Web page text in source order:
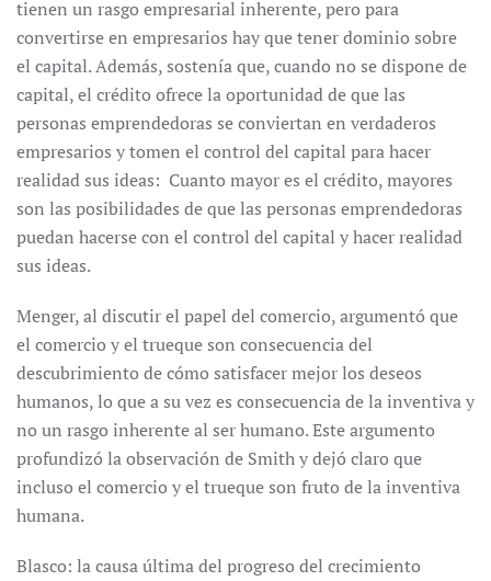
tienen un rasgo empresarial inherente, pero para
convertirse en empresarios hay que tener dominio sobre
el capital. Además, sostenía que, cuando no se dispone de
capital, el crédito ofrece la oportunidad de que las
personas emprendedoras se conviertan en verdaderos
empresarios y tomen el control del capital para hacer
realidad sus ideas: Cuanto mayor es el crédito, mayores
son las posibilidades de que las personas emprendedoras
puedan hacerse con el control del capital y hacer realidad
sus ideas.
Menger, al discutir el papel del comercio, argumentó que
el comercio y el trueque son consecuencia del
descubrimiento de cómo satisfacer mejor los deseos
humanos, lo que a su vez es consecuencia de la inventiva y
no un rasgo inherente al ser humano. Este argumento
profundizó la observación de Smith y dejó claro que
incluso el comercio y el trueque son fruto de la inventiva
humana.
Blasco: la causa última del progreso del crecimiento